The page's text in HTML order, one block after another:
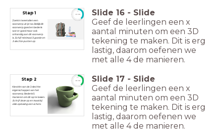
Stap 1
Zoek in tweetallen een
voorwerp uit je tas. Bekijk dit
voorwerp goed en bedenk
wat er goed maar ook
onhandig aan dit voorwerp
is.Schijf minimaal 3 goede en
3 slechte punten op.
15:00 Slide 16 - Slide
Geef de leerlingen een x
aantal minuten om een 3D
tekening te maken. Dit is erg
lastig, daarom oefenen we
met alle 4 de manieren.
Stap 2
Kies één van de 3 slechte
eigenschappen van het
voorwerp. Bedenk 5
manieren om dit op te lossen.
Schrijf deze op en maak bij
elke oplossing een schets.
30:00 Slide 17 - Slide
Geef de leerlingen een x
aantal minuten om een 3D
tekening te maken. Dit is erg
lastig, daarom oefenen we
met alle 4 de manieren.